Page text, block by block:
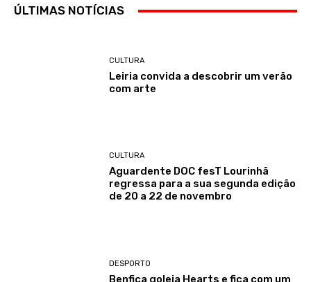
ÚLTIMAS NOTÍCIAS
CULTURA
Leiria convida a descobrir um verão
com arte
CULTURA
Aguardente DOC fesT Lourinhã
regressa para a sua segunda edição
de 20 a 22 de novembro
DESPORTO
Benfica goleia Hearts e fica com um